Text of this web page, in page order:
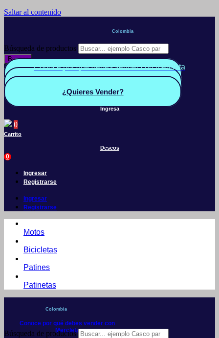
Saltar al contenido
Colombia
Búsqueda de productos
Buscar
Conoce por qué debes vender con mercleta
Quiero Vender
¿Quieres Vender?
Ingresa
0
Carrito
Deseos
0
Ingresar
Registrarse
Ingresar
Registrarse
Motos
Bicicletas
Patines
Patinetas
Colombia
Conoce por qué debes vender con
Mercleta
Búsqueda de productos